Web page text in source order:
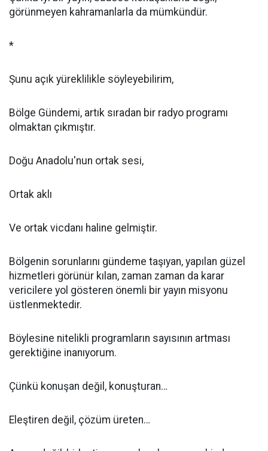
görünmeyen kahramanlarla da mümkündür.
*
Şunu açık yüreklilikle söyleyebilirim,
Bölge Gündemi, artık sıradan bir radyo programı
olmaktan çıkmıştır.
Doğu Anadolu'nun ortak sesi,
Ortak aklı
Ve ortak vicdanı haline gelmiştir.
Bölgenin sorunlarını gündeme taşıyan, yapılan güzel
hizmetleri görünür kılan, zaman zaman da karar
vericilere yol gösteren önemli bir yayın misyonu
üstlenmektedir.
Böylesine nitelikli programların sayısının artması
gerektiğine inanıyorum.
Çünkü konuşan değil, konuşturan…
Eleştiren değil, çözüm üreten…